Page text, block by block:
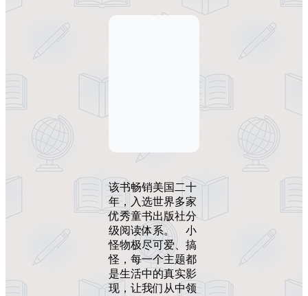
该书畅销美国二十
年，入选世界多家
优秀童书出版社分
级阅读体系。 小
怪物极尽可爱、搞
怪，每一个主题都
是生活中的真实影
现，让我们从中领